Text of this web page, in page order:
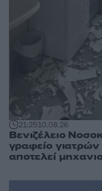
21:2510.08.26
Βενιζέλειο
γραφείο
αποτελεί